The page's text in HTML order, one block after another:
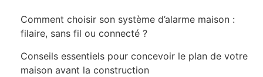
Comment choisir son système d’alarme maison :
filaire, sans fil ou connecté ?
Conseils essentiels pour concevoir le plan de votre
maison avant la construction